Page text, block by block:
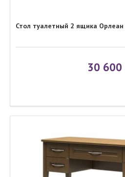
Стол туалетный 2 ящика Орлеан
30 600